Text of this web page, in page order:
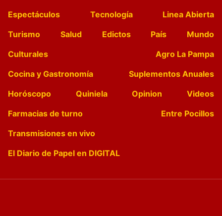
Espectáculos
Tecnología
Linea Abierta
Turismo
Salud Edictos País
Mundo
Culturales
Agro La Pampa
Cocina y Gastronomía
Suplementos Anuales
Horóscopo
Quiniela Opinion
Videos
Farmacias de turno
Entre Pocillos
Transmisiones en vivo
El Diario de Papel en DIGITAL